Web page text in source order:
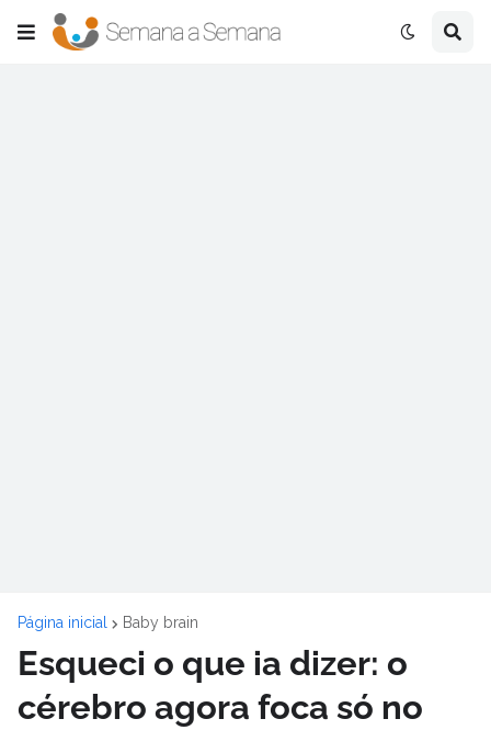
Página inicial Baby brain
Esqueci o que ia dizer: o
cérebro agora foca só no